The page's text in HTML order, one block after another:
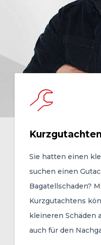
Kurzgutachten
Sie hatten einen
suchen einen
Bagatellschaden?
Kurzgutachtens
kleineren Schäden
auch für den